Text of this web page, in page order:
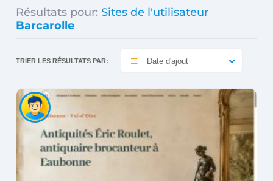
Résultats pour: Sites de l'utilisateur
Barcarolle
TRIER LES RÉSULTATS PAR: Date d'ajout